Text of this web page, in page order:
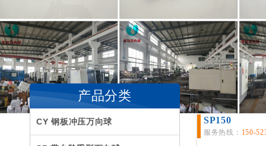
产品分类
CY 钢板冲压万向球 SP150
服务热线： 150-